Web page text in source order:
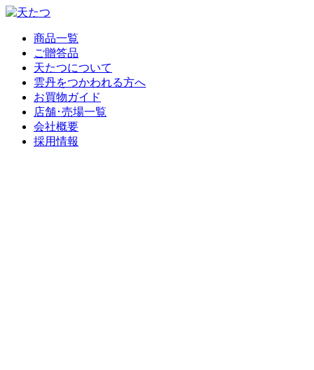
商品一覧
ご贈答品
天たつについて
雲丹をつかわれる方へ
お買物ガイド
店舗･売場一覧
会社概要
採用情報